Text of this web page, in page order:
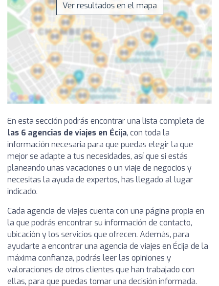
Ver resultados en el mapa
En esta sección podrás encontrar una lista completa de
las 6 agencias de viajes en Écija, con toda la
información necesaria para que puedas elegir la que
mejor se adapte a tus necesidades, así que si estás
planeando unas vacaciones o un viaje de negocios y
necesitas la ayuda de expertos, has llegado al lugar
indicado.
Cada agencia de viajes cuenta con una página propia en
la que podrás encontrar su información de contacto,
ubicación y los servicios que ofrecen. Además, para
ayudarte a encontrar una agencia de viajes en Écija de la
máxima confianza, podrás leer las opiniones y
valoraciones de otros clientes que han trabajado con
ellas, para que puedas tomar una decisión informada.